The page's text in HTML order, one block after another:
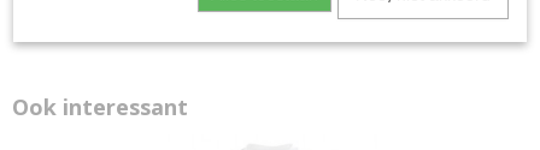
Ook interessant